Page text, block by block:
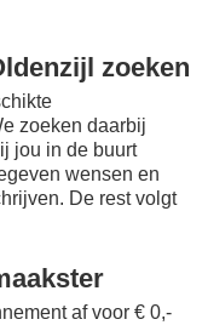
zoeken
zoeken daarbij
jou in de buurt
wensen en
De rest volgt
af voor € 0,-